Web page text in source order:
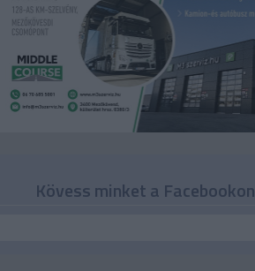
Kövess minket a Facebookon